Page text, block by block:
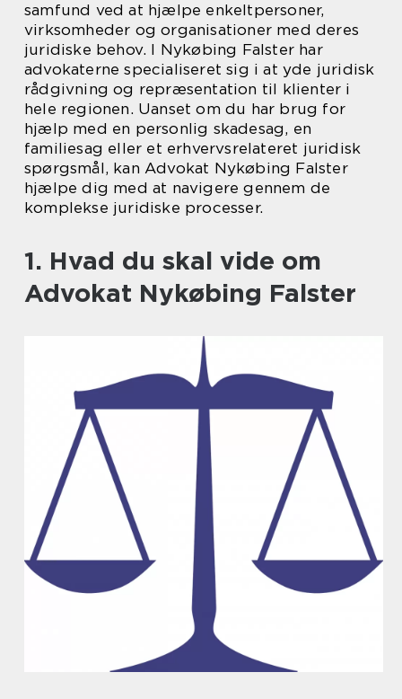
samfund ved at hjælpe enkeltpersoner,
virksomheder og organisationer med deres
juridiske behov. I Nykøbing Falster har
advokaterne specialiseret sig i at yde juridisk
rådgivning og repræsentation til klienter i
hele regionen. Uanset om du har brug for
hjælp med en personlig skadesag, en
familiesag eller et erhvervsrelateret juridisk
spørgsmål, kan Advokat Nykøbing Falster
hjælpe dig med at navigere gennem de
komplekse juridiske processer.
1. Hvad du skal vide om
Advokat Nykøbing Falster